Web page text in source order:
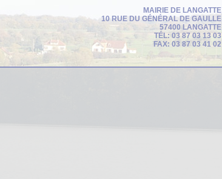
MAIRIE DE LANGATTE
10 RUE DU GÉNÉRAL DE GAULLE
57400 LANGATTE
TÉL: 03 87 03 13 03
FAX: 03 87 03 41 02